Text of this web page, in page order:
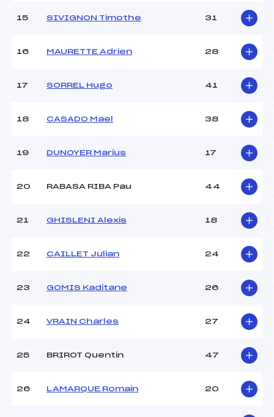
15 SIVIGNON Timothe 31
16 MAURETTE Adrien 28
17 SORREL Hugo 41
18 CASADO Mael 38
19 DUNOYER Marius 17
20 RABASA RIBA Pau 44
21 GHISLENI Alexis 18
22 CAILLET Julian 24
23 GOMIS Kaditane 26
24 VRAIN Charles 27
25 BRIROT Quentin 47
26 LAMARQUE Romain 20